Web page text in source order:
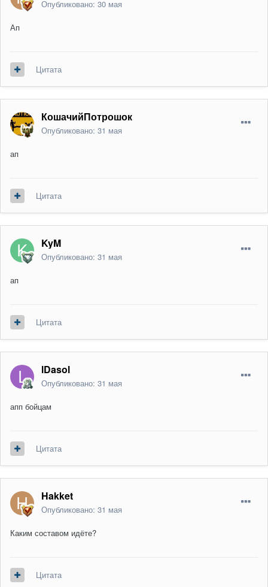
Опубликовано: 30 мая
Ап
Цитата
КошачийПотрошок
Опубликовано: 31 мая
ап
Цитата
KyM
Опубликовано: 31 мая
ап
Цитата
lDasol
Опубликовано: 31 мая
апп бойцам
Цитата
Hakket
Опубликовано: 31 мая
Каким составом идёте?
Цитата